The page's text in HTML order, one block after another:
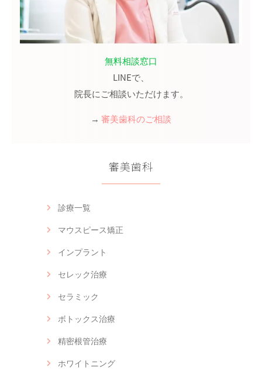
無料相談窓口
LINEで、
院長にご相談いただけます。
→ 審美歯科のご相談
審美歯科
診療一覧
マウスピース矯正
インプラント
セレック治療
セラミック
ボトックス治療
精密根管治療
ホワイトニング